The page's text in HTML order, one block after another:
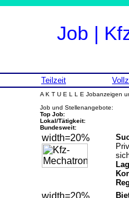
Job |
Teilzeit
A K T U E L L E Jobanzeigen
Job und Stellenangebote:
Top Job:
Lokal/Tätigkeit:
Bundesweit:
width=20%
width=20%